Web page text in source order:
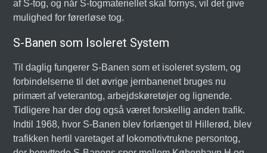
af S-tog, og når S-togmateriellet skal fornys, vil det give
mulighed for førerløse tog.
S-Banen som Isoleret System
Til daglig fungerer S-Banen som et isoleret system, og
forbindelserne til det øvrige jernbanenet bruges nu
primært af veterantog, arbejdskøretøjer og lignende.
Tidligere har der dog også været forskellig anden trafik.
Indtil 1968, hvor S-Banen blev forlænget til Hillerød, blev
trafikken hertil varetaget af lokomotivtrukne persontog,